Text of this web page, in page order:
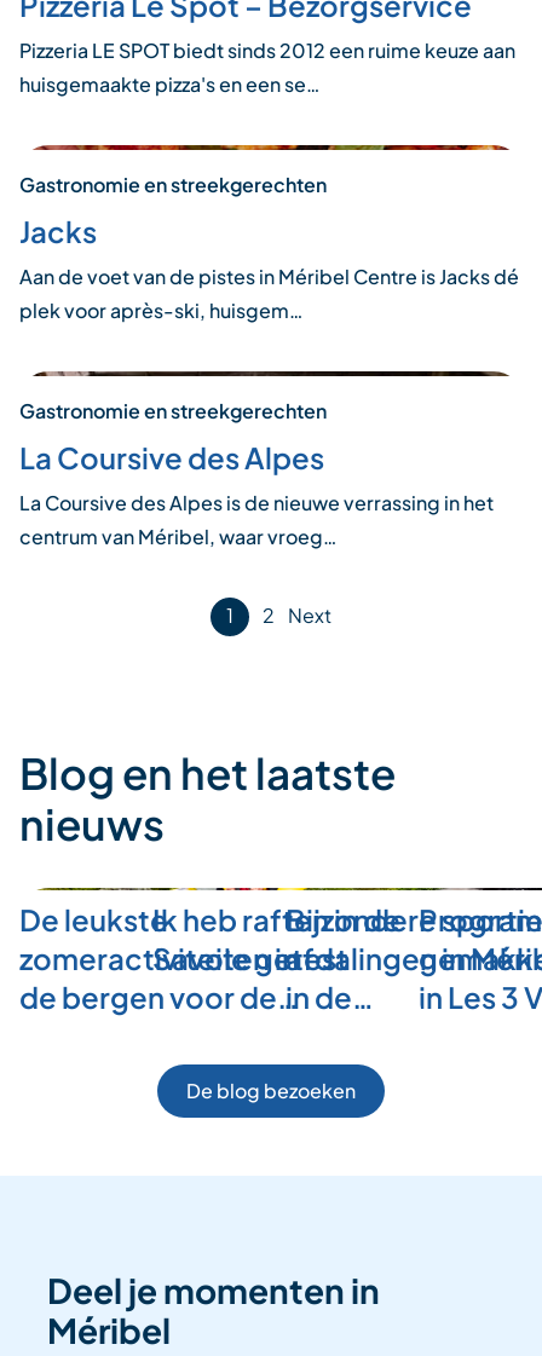
Pizzeria LE SPOT biedt sinds 2012 een ruime keuze aan
huisgemaakte pizza's en een se…
Gastronomie en streekgerechten
Jacks
Aan de voet van de pistes in Méribel Centre is Jacks dé
plek voor après-ski, huisgem…
Gastronomie en streekgerechten
La Coursive des Alpes
La Coursive des Alpes is de nieuwe verrassing in het
centrum van Méribel, waar vroeg…
1 2 Next
Blog en het laatste
nieuws
De leukste
zomeractiviteiten in
de bergen voor de…
Ik heb raften in de
Savoie getest
Bijzondere
afdalingen in
in de…
in Les 3
De blog bezoeken
Deel je momenten in
Méribel